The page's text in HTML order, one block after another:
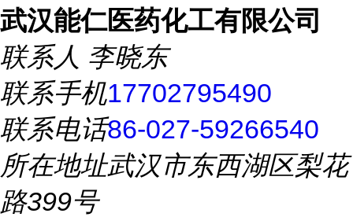
武汉能仁医药化工有限公司
联系人 李晓东
联系手机17702795490
联系电话86-027-59266540
所在地址武汉市东西湖区梨花
路399号